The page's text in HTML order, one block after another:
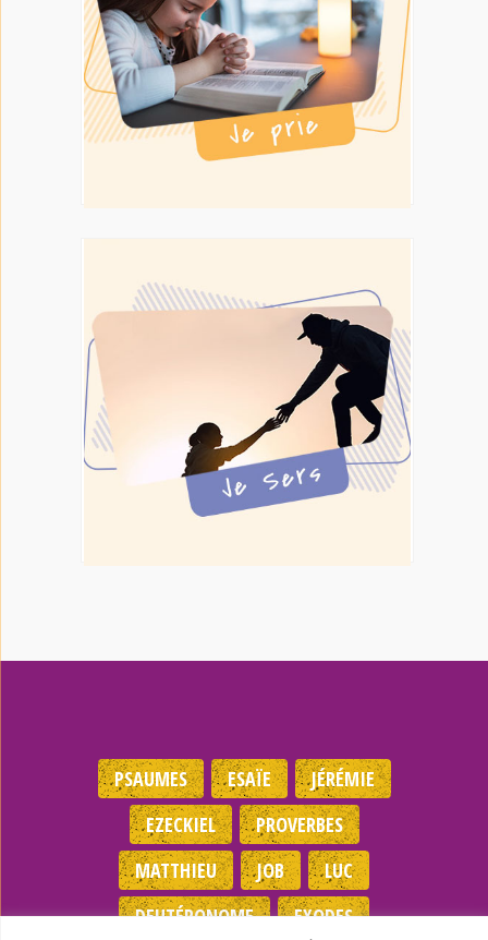
PSAUMES ESAÏE
JÉRÉMIE
EZECKIEL
PROVERBES
MATTHIEU
JOB
LUC
DEUTÉRONOME
EXODES